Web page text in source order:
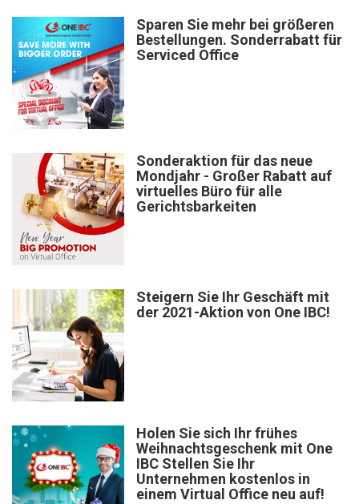
Sparen Sie mehr bei größeren
Bestellungen. Sonderrabatt für
Serviced Office
Sonderaktion für das neue
Mondjahr - Großer Rabatt auf
virtuelles Büro für alle
Gerichtsbarkeiten
Steigern Sie Ihr Geschäft mit
der 2021-Aktion von One IBC!
Holen Sie sich Ihr frühes
Weihnachtsgeschenk mit One
IBC Stellen Sie Ihr
Unternehmen kostenlos in
einem Virtual Office neu auf!